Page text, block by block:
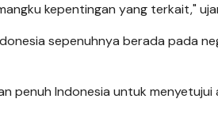
kepentingan yang terkait,"
sepenuhnya berada pada
penuh Indonesia untuk menyetujui